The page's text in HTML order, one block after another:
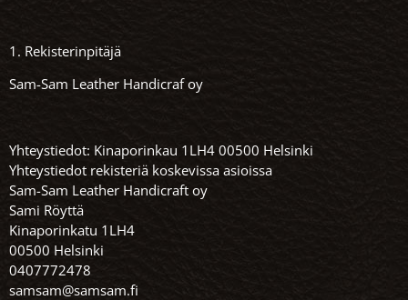
1. Rekisterinpitäjä
Sam-Sam Leather Handicraf oy
Yhteystiedot: Kinaporinkau 1LH4 00500 Helsinki
Yhteystiedot rekisteriä koskevissa asioissa
Sam-Sam Leather Handicraft oy
Sami Röyttä
Kinaporinkatu 1LH4
00500 Helsinki
0407772478
samsam@samsam.fi